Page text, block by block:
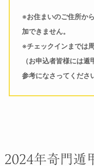
※お住まいのご住所か
加できません。
※チェックインまでは
（お申込者皆様には遁
参考になさってくださ
2024年奇門遁